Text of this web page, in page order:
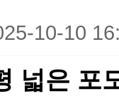
10-10
넓은 포